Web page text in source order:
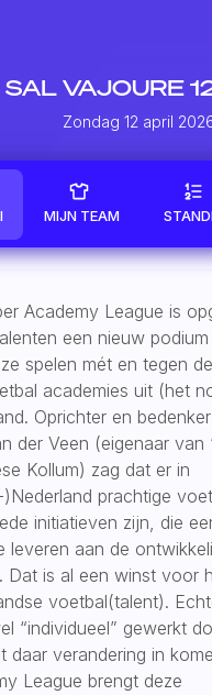
SAL VAJOURE
Zondag 12 april
MIJN TEAM
Academy League is
een nieuw
spelen mét en tegen
academies uit (het
Oprichter en
der Veen (eigenaar van
Kollum) zag dat er in
prachtige
initiatieven zijn, die
leveren aan de
Dat is al een winst voor
voetbal(talent).
“individueel” gewerkt
daar verandering in
League brengt deze